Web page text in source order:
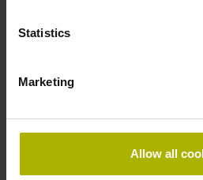
Statistics
Marketing
Allow all
氧化碳當量排放量比去
種溶劑，尤其是酒精和丙
時考慮某些清潔過程的
HEIDENHAIN 位於德國